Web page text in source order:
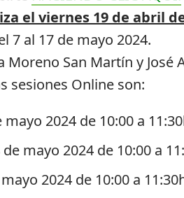
el viernes 19 de abril
7 al 17 de mayo 2024.
Moreno San Martín y
sesiones Online son:
2024 de 10:00 a
mayo 2024 de 10:00 a
2024 de 10:00 a